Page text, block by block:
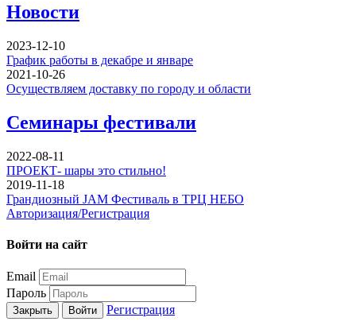
Новости
2023-12-10
График работы в декабре и январе
2021-10-26
Осуществляем доставку по городу и области
Семинары фестивали
2022-08-11
ПРОЕКТ- шары это стильно!
2019-11-18
Грандиозный JAM Фестиваль в ТРЦ НЕБО
Авторизация/Регистрация
Войти на сайт
Email
Пароль
Закрыть Войти Регистрация